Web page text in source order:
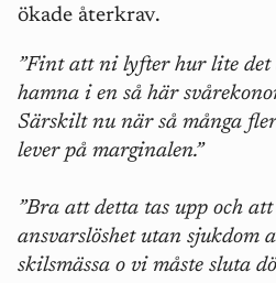
ökade återkrav.
”Fint att ni lyfter hur lite
hamna i en så här
Särskilt nu när så många
lever på marginalen.”
”Bra att detta tas upp och
ansvarslöshet utan sjukdom
skilsmässa o vi måste sluta